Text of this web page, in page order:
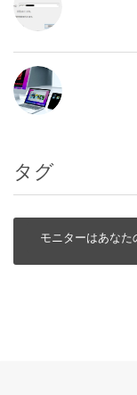
タグ
モニターはあな